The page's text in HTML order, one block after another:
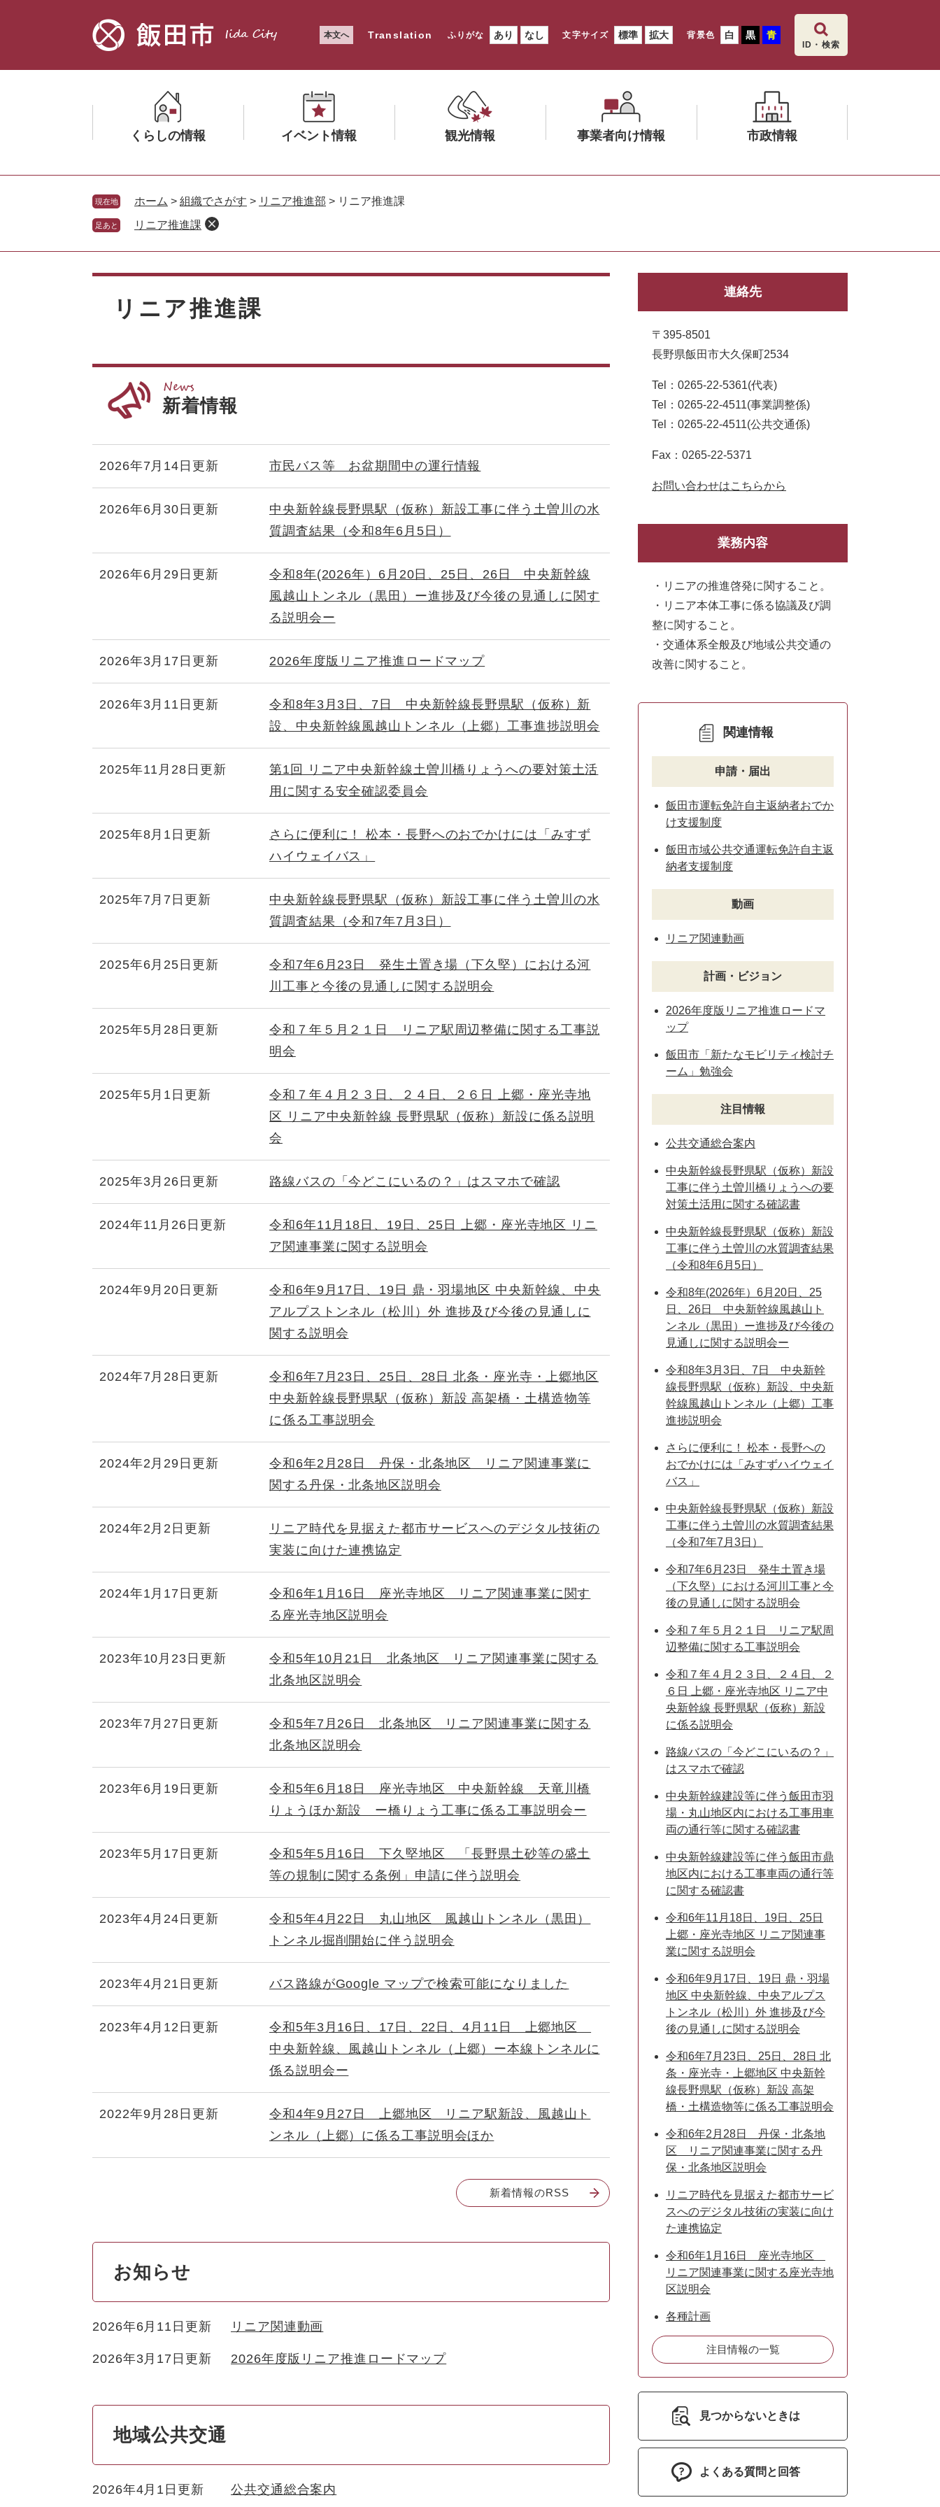
文
本文へ Translation ふりがな あり なし 文字サイズ 標準 拡大 背景色 白 黒 青
ID・検索
くらしの情報
ニ
ュ
ー
を
イベント情報
ニ
を
く
観光情報
ニ
を
事業者向け情報
を
市政情報
を
現在地 ホーム > 組織でさがす > リニア推進部 > リニア推進課
足あと リニア推進課
リニア推進課
新着情報
2026年7月14日更新 市民バス等 お盆期間中の運行情報
2026年6月30日更新
中央新幹線長野県駅（仮称）新設工事に伴う土曽川の水
質調査結果（令和8年6月5日）
2026年6月29日更新
令和8年(2026年）6月20日、25日、26日 中央新幹線
風越山トンネル（黒田）ー進捗及び今後の見通しに関す
る説明会ー
2026年3月17日更新 2026年度版リニア推進ロードマップ
2026年3月11日更新
令和8年3月3日、7日 中央新幹線長野県駅（仮称）新
設、中央新幹線風越山トンネル（上郷）工事進捗説明会
2025年11月28日更新
第1回 リニア中央新幹線土曽川橋りょうへの要対策土活
用に関する安全確認委員会
2025年8月1日更新
さらに便利に！ 松本・長野へのおでかけには「みすず
ハイウェイバス」
2025年7月7日更新
中央新幹線長野県駅（仮称）新設工事に伴う土曽川の水
質調査結果（令和7年7月3日）
2025年6月25日更新
令和7年6月23日 発生土置き場（下久堅）における河
川工事と今後の見通しに関する説明会
2025年5月28日更新
令和７年５月２１日 リニア駅周辺整備に関する工事説
明会
2025年5月1日更新
令和７年４月２３日、２４日、２６日 上郷・座光寺地
区 リニア中央新幹線 長野県駅（仮称）新設に係る説明
会
2025年3月26日更新 路線バスの「今どこにいるの？」はスマホで確認
2024年11月26日更新
令和6年11月18日、19日、25日 上郷・座光寺地区 リニ
ア関連事業に関する説明会
2024年9月20日更新
令和6年9月17日、19日 鼎・羽場地区 中央新幹線、中央
アルプストンネル（松川）外 進捗及び今後の見通しに
関する説明会
2024年7月28日更新
令和6年7月23日、25日、28日 北条・座光寺・上郷地区
中央新幹線長野県駅（仮称）新設 高架橋・土構造物等
に係る工事説明会
2024年2月29日更新
令和6年2月28日 丹保・北条地区 リニア関連事業に
関する丹保・北条地区説明会
2024年2月2日更新
リニア時代を見据えた都市サービスへのデジタル技術の
実装に向けた連携協定
2024年1月17日更新
令和6年1月16日 座光寺地区 リニア関連事業に関す
る座光寺地区説明会
2023年10月23日更新
令和5年10月21日 北条地区 リニア関連事業に関する
北条地区説明会
2023年7月27日更新
令和5年7月26日 北条地区 リニア関連事業に関する
北条地区説明会
2023年6月19日更新
令和5年6月18日 座光寺地区 中央新幹線 天竜川橋
りょうほか新設 ー橋りょう工事に係る工事説明会ー
2023年5月17日更新
令和5年5月16日 下久堅地区 「長野県土砂等の盛土
等の規制に関する条例」申請に伴う説明会
2023年4月24日更新
令和5年4月22日 丸山地区 風越山トンネル（黒田）
トンネル掘削開始に伴う説明会
2023年4月21日更新 バス路線がGoogle マップで検索可能になりました
2023年4月12日更新
令和5年3月16日、17日、22日、4月11日 上郷地区
中央新幹線、風越山トンネル（上郷）ー本線トンネルに
係る説明会ー
2022年9月28日更新
令和4年9月27日 上郷地区 リニア駅新設、風越山ト
ンネル（上郷）に係る工事説明会ほか
新着情報のRSS
お知らせ
2026年6月11日更新 リニア関連動画
2026年3月17日更新 2026年度版リニア推進ロードマップ
地域公共交通
2026年4月1日更新 公共交通総合案内
連絡先
〒395-8501
長野県飯田市大久保町2534
Tel：0265-22-5361 代表
Tel：0265-22-4511 事業調整係
Tel：0265-22-4511 公共交通係
Fax：0265-22-5371
お問い合わせはこちらから
業務内容
・リニアの推進啓発に関すること。
・リニア本体工事に係る協議及び調
整に関すること。
・交通体系全般及び地域公共交通の
改善に関すること。
関連情報
申請・届出
飯田市運転免許自主返納者おでか
け支援制度
飯田市域公共交通運転免許自主返
納者支援制度
動画
リニア関連動画
計画・ビジョン
2026年度版リニア推進ロードマ
ップ
飯田市「新たなモビリティ検討チ
ーム」勉強会
注目情報
公共交通総合案内
中央新幹線長野県駅（仮称）新設
工事に伴う土曽川橋りょうへの要
対策土活用に関する確認書
中央新幹線長野県駅（仮称）新設
工事に伴う土曽川の水質調査結果
（令和8年6月5日）
令和8年(2026年）6月20日、25
日、26日 中央新幹線風越山ト
ンネル（黒田）ー進捗及び今後の
見通しに関する説明会ー
令和8年3月3日、7日 中央新幹
線長野県駅（仮称）新設、中央新
幹線風越山トンネル（上郷）工事
進捗説明会
さらに便利に！ 松本・長野への
おでかけには「みすずハイウェイ
バス」
中央新幹線長野県駅（仮称）新設
工事に伴う土曽川の水質調査結果
（令和7年7月3日）
令和7年6月23日 発生土置き場
（下久堅）における河川工事と今
後の見通しに関する説明会
令和７年５月２１日 リニア駅周
辺整備に関する工事説明会
令和７年４月２３日、２４日、２
６日 上郷・座光寺地区 リニア中
央新幹線 長野県駅（仮称）新設
に係る説明会
路線バスの「今どこにいるの？」
はスマホで確認
中央新幹線建設等に伴う飯田市羽
場・丸山地区内における工事用車
両の通行等に関する確認書
中央新幹線建設等に伴う飯田市鼎
地区内における工事車両の通行等
に関する確認書
令和6年11月18日、19日、25日
上郷・座光寺地区 リニア関連事
業に関する説明会
令和6年9月17日、19日 鼎・羽場
地区 中央新幹線、中央アルプス
トンネル（松川）外 進捗及び今
後の見通しに関する説明会
令和6年7月23日、25日、28日 北
条・座光寺・上郷地区 中央新幹
線長野県駅（仮称）新設 高架
橋・土構造物等に係る工事説明会
令和6年2月28日 丹保・北条地
区 リニア関連事業に関する丹
保・北条地区説明会
リニア時代を見据えた都市サービ
スへのデジタル技術の実装に向け
た連携協定
令和6年1月16日 座光寺地区
リニア関連事業に関する座光寺地
区説明会
各種計画
注目情報の一覧
見つからないときは
よくある質問と回答